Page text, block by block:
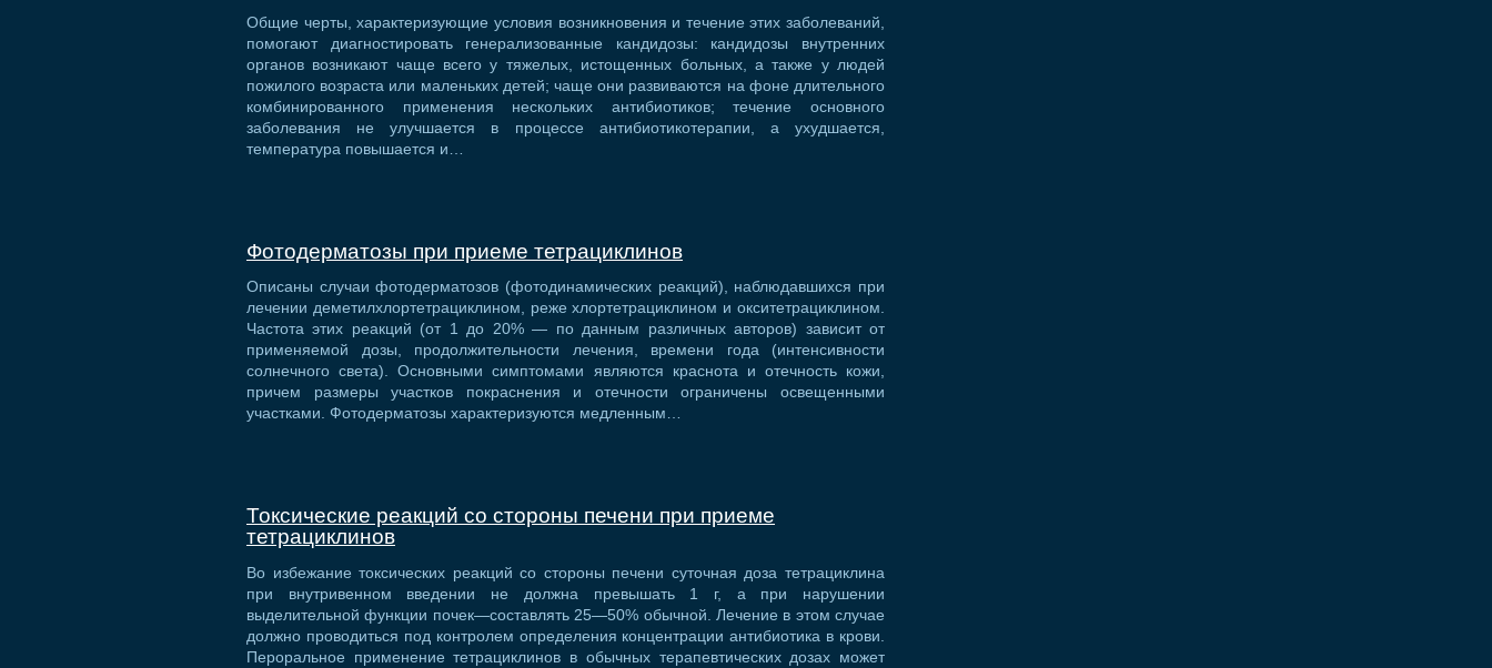
Общие черты, характеризующие условия возникновения и течение этих заболеваний,
помогают диагностировать генерализованные кандидозы: кандидозы внутренних
органов возникают чаще всего у тяжелых, истощенных больных, а также у людей
пожилого возраста или маленьких детей; чаще они развиваются на фоне длительного
комбинированного применения нескольких антибиотиков; течение основного
заболевания не улучшается в процессе антибиотикотерапии, а ухудшается,
температура повышается и…
Фотодерматозы при приеме тетрациклинов
Описаны случаи фотодерматозов (фотодинамических реакций), наблюдавшихся при
лечении деметилхлортетрациклином, реже хлортетрациклином и окситетрациклином.
Частота этих реакций (от 1 до 20% — по данным различных авторов) зависит от
применяемой дозы, продолжительности лечения, времени года (интенсивности
солнечного света). Основными симптомами являются краснота и отечность кожи,
причем размеры участков покраснения и отечности ограничены освещенными
участками. Фотодерматозы характеризуются медленным…
Токсические реакций со стороны печени при приеме
тетрациклинов
Во избежание токсических реакций со стороны печени суточная доза тетрациклина
при внутривенном введении не должна превышать 1 г, а при нарушении
выделительной функции почек—составлять 25—50% обычной. Лечение в этом случае
должно проводиться под контролем определения концентрации антибиотика в крови.
Пероральное применение тетрациклинов в обычных терапевтических дозах может